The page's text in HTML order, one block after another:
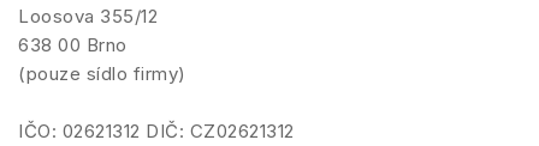
Loosova 355/12
638 00 Brno
(pouze sídlo firmy)
IČO: 02621312 DIČ: CZ02621312